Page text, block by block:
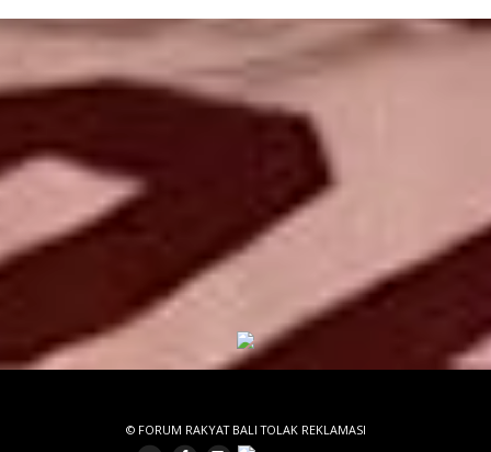
© FORUM RAKYAT BALI TOLAK REKLAMASI